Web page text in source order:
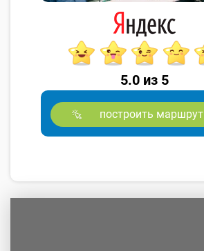
5.0 из 5
построить маршрут